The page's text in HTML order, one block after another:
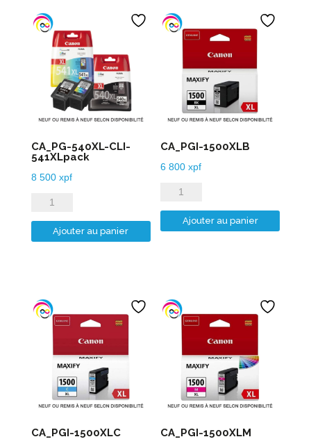
CA_PG-540XL-CLI-
541XLpack
8 500 xpf
quantité
de
CA_PG-
Ajouter au panier
CA_PGI-1500XLB
6 800xpf
quantité
de
CA_PGI-
Ajouter au panier
CA_PGI-1500XLC CA_PGI-1500XLM